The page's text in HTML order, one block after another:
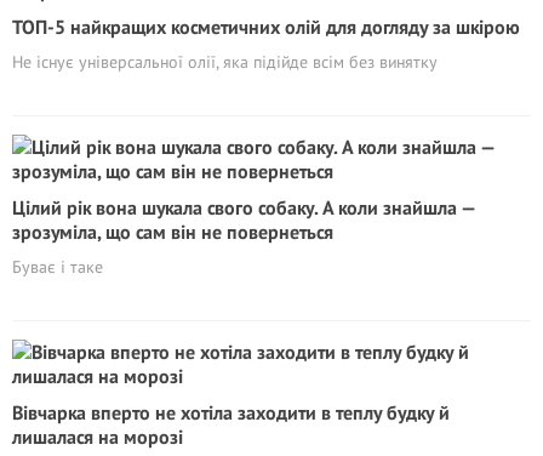
ТОП-5 найкращих косметичних олій для догляду за шкірою
Не існує універсальної олії, яка підійде всім без винятку
Цілий рік вона шукала свого собаку. А коли знайшла —
зрозуміла, що сам він не повернеться
Буває і таке
Вівчарка вперто не хотіла заходити в теплу будку й
лишалася на морозі